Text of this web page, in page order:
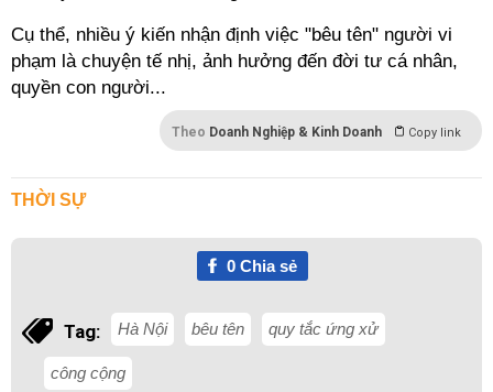
Cụ thể, nhiều ý kiến nhận định việc "bêu tên" người vi
phạm là chuyện tế nhị, ảnh hưởng đến đời tư cá nhân,
quyền con người...
Theo Doanh Nghiệp & Kinh Doanh Copy link
THỜI SỰ
0Chia sẻ
Tag: Hà Nội bêu tên quy tắc ứng xử
công cộng